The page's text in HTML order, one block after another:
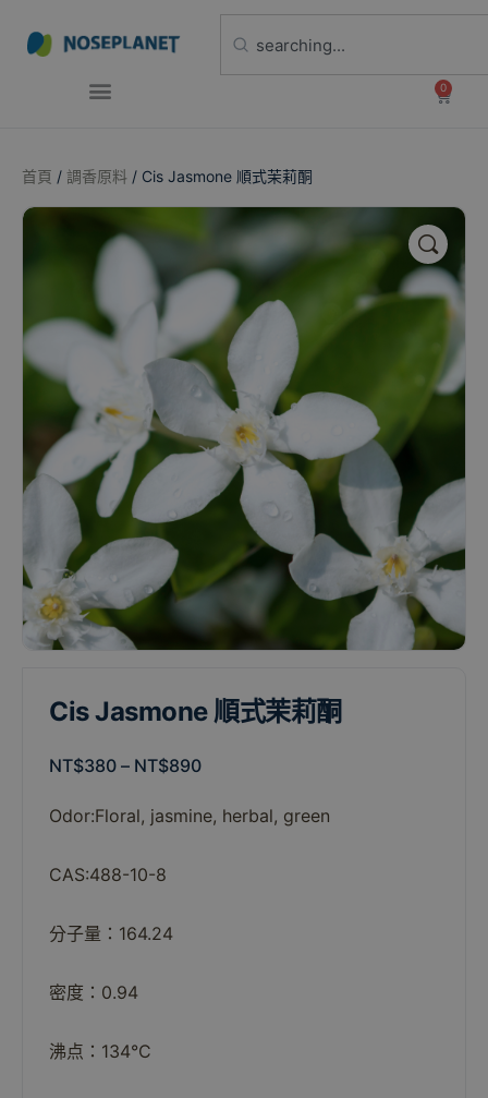
0
首頁 / 調香原料 / Cis Jasmone 順式茉莉酮
🔍
Cis Jasmone 順式茉莉酮
NT$380 – NT$890
Odor:Floral, jasmine, herbal, green
CAS:488-10-8
分子量：164.24
密度：0.94
沸点：134°C